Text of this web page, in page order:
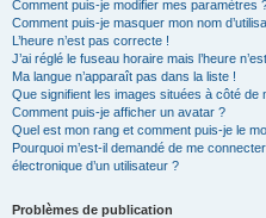
Comment puis-je modifier mes paramètres
Comment puis-je masquer mon nom
L’heure n’est pas correcte !
J’ai réglé le fuseau horaire mais l’heure
Ma langue n’apparaît pas dans la liste !
Que signifient les images situées à côté de
Comment puis-je afficher un avatar ?
Quel est mon rang et comment puis-je le
Pourquoi m’est-il demandé de me
électronique d’un utilisateur ?
Problèmes de publication